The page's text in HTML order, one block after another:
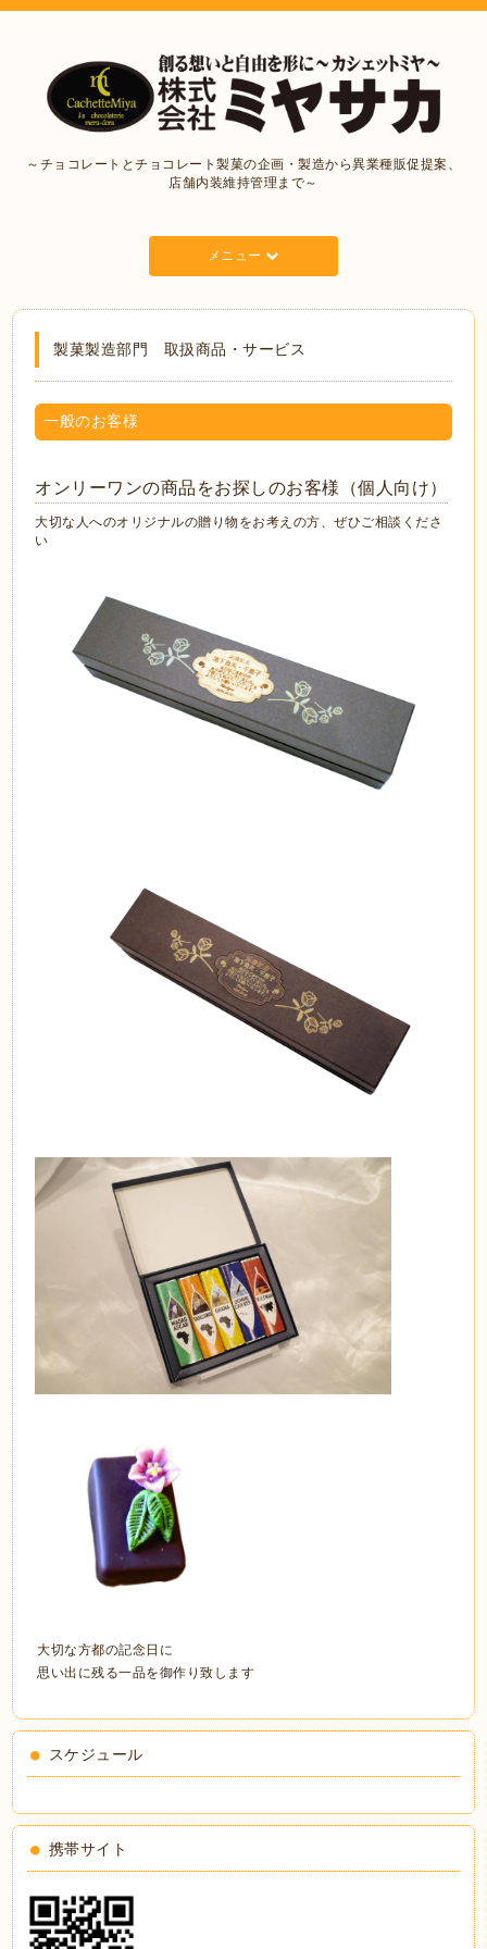
～チョコレートとチョコレート製菓の企画・製造から異業種販促提案、
店舗内装維持管理まで～
メニュー
製菓製造部門 取扱商品・サービス
一般のお客様
オンリーワンの商品をお探しのお客様（個人向け）
大切な人へのオリジナルの贈り物をお考えの方、ぜひご相談くださ
い
大切な方都の記念日に
思い出に残る一品を御作り致します
スケジュール
携帯サイト